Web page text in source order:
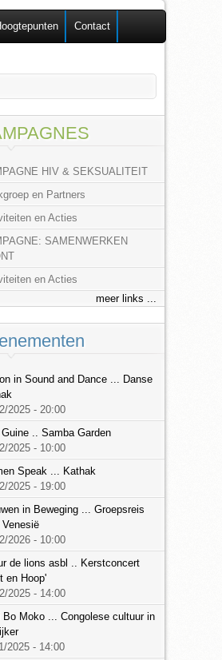
Contact
HIV & SEKSUALITEIT
en Partners
en Acties
SAMENWERKEN
en Acties
meer links ...
in Sound and Dance ... Danse
2025 - 20:00
.. Samba Garden
2025 - 10:00
Speak ... Kathak
2025 - 19:00
in Beweging ... Groepsreis
Venesië
2026 - 10:00
de lions asbl .. Kerstconcert
en Hoop'
2025 - 14:00
Bo Moko ... Congolese cultuur in
2025 - 14:00